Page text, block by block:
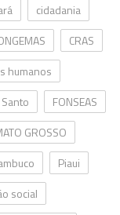
cidadania
CRAS
humanos
FONSEAS
GROSSO
Piaui
social